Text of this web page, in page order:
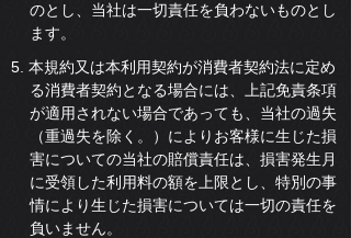
のとし、当社は一切責任を負わないものとし
ます。
5. 本規約又は本利用契約が消費者契約法に定め
る消費者契約となる場合には、上記免責条項
が適用されない場合であっても、当社の過失
（重過失を除く。）によりお客様に生じた損
害についての当社の賠償責任は、損害発生月
に受領した利用料の額を上限とし、特別の事
情により生じた損害については一切の責任を
負いません。